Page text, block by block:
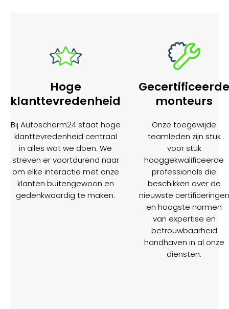
Hoge
klanttevredenheid
Bij Autoscherm24 staat hoge
klanttevredenheid centraal
in alles wat we doen. We
streven er voortdurend naar
om elke interactie met onze
klanten buitengewoon en
gedenkwaardig te maken.
Gecertificeerde
monteurs
Onze toegewijde
teamleden zijn stuk
voor stuk
hooggekwalificeerde
professionals die
beschikken over de
nieuwste certificeringen
en hoogste normen
van expertise en
betrouwbaarheid
handhaven in al onze
diensten.